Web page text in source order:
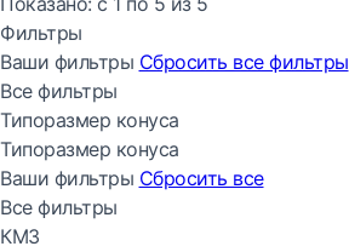
Фильтры
Ваши фильтры Сбросить все фильтры
Все фильтры
Типоразмер конуса
Типоразмер конуса
Ваши фильтры Сбросить все
Все фильтры
КМ3